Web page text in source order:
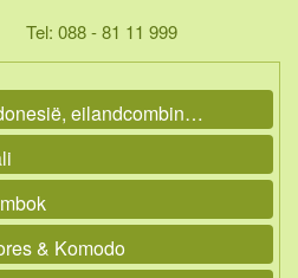
Tel: 088 - 81 11 999
Indonesië, eilandcombinaties
& Komodo